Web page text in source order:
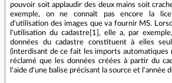
pouvoir soit applaudir des deux mains soit
exemple, on ne connaît pas encore la
d'utilisation des images que va fournir MS.
l'utilisation du cadastre[1], elle a, par
données du cadastre constituent à elles
(interdisant de ce fait les imports automatiques
réclamé que les données créées à partir du
l'aide d'une balise précisant la source et l'année